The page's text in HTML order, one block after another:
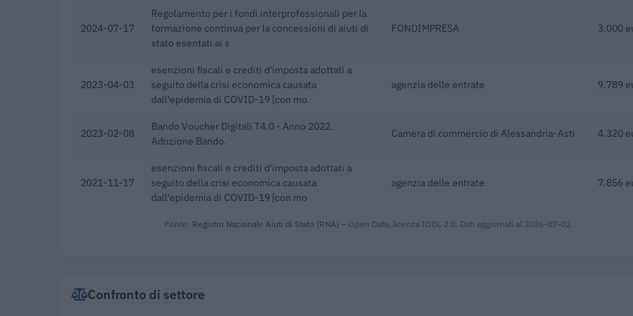
2024-07-17
Regolamento per i fondi interprofessionali per la
formazione continua per la concessioni di aiuti di
stato esentati ai s
FONDIMPRESA 3.000
2023-04-03
esenzioni fiscali e crediti d'imposta adottati a
seguito della crisi economica causata
dall'epidemia di COVID-19 [con mo
agenzia delle entrate 9.789
2023-02-08
Bando Voucher Digitali T4.0 - Anno 2022.
Adozione Bando.
Camera di commercio di Alessandria-Asti 4.320
2021-11-17
esenzioni fiscali e crediti d'imposta adottati a
seguito della crisi economica causata
dall'epidemia di COVID-19 [con mo
agenzia delle entrate 7.856
Fonte: Registro Nazionale Aiuti di Stato (RNA) – Open Data, licenza IODL 2.0. Dati aggiornati al 2026-07-02.
Confronto di settore